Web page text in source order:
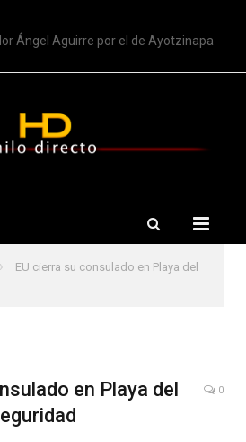
Ángel Aguirre por el de Ayotzinapa
EU cierra su consulado en Playa del
en Playa del
0